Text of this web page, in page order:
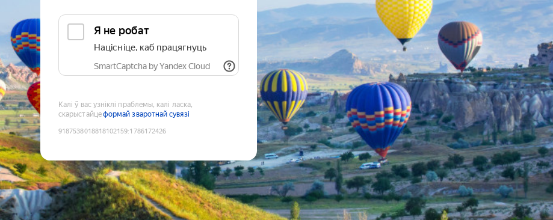
Я не робат
Націсніце, каб працягнуць
SmartCaptcha by Yandex Cloud
Калі ў вас узніклі праблемы, калі ласка,
скарыстайцеформай зваротнай сувязі
9187538018818102159:1786172426